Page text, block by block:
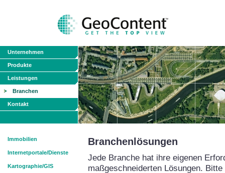
Unternehmen
Produkte
Leistungen
Branchen
Kontakt
Immobilien
Internetportale/Dienste
Kartographie/GIS
Branchenlösungen
Jede Branche hat ihre eigenen
maßgeschneiderten Lösungen.